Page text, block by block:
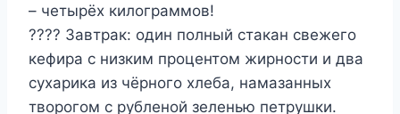
– четырёх килограммов!
???? Завтрак: один полный стакан свежего
кефира с низким процентом жирности и два
сухарика из чёрного хлеба, намазанных
творогом с рубленой зеленью петрушки.